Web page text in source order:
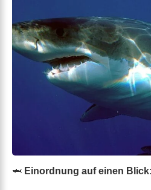
🦈 Einordnung auf einen Blick: